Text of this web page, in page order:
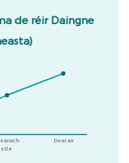
de réir Daingne
Deacair